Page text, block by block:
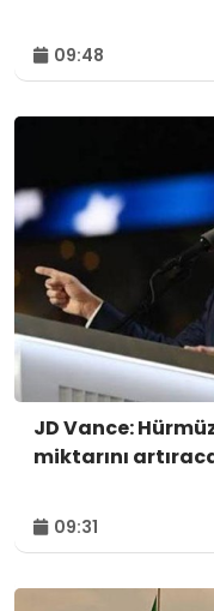
09:48
JD Vance:
miktarını
09:31